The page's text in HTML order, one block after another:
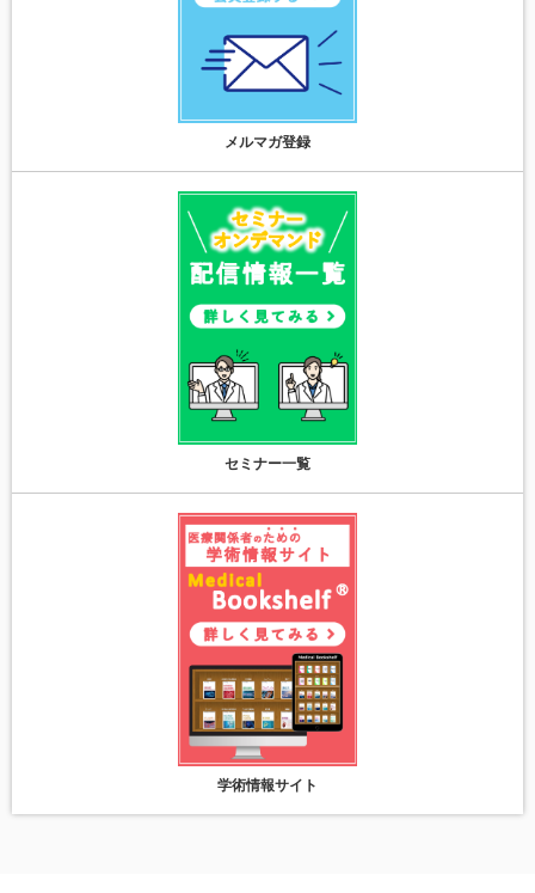
メルマガ登録
セミナー一覧
学術情報サイト